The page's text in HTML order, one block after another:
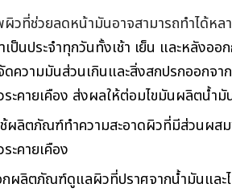
วที่ช่วยลดหน้ามันอาจสามารถทำได้หล
เป็นประจำทุกวันทั้งเช้า เย็น และหลังอ
ดความมันส่วนเกินและสิ่งสกปรกออกจา
ระคายเคือง ส่งผลให้ต่อมไขมันผลิตน้ำมั
ช้ผลิตภัณฑ์ทำความสะอาดผิวที่มีส่วนผส
ะคายเคือง
กผลิตภัณฑ์ดูแลผิวที่ปราศจากน้ำมันและ